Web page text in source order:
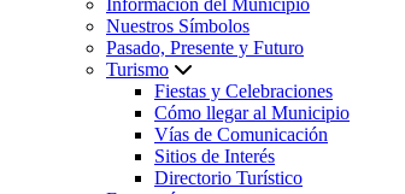
Información del Municipio
Nuestros Símbolos
Pasado, Presente y Futuro
Turismo
Fiestas y Celebraciones
Cómo llegar al Municipio
Vías de Comunicación
Sitios de Interés
Directorio Turístico